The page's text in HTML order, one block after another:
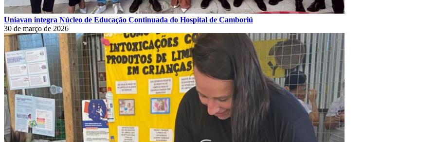
Uniavan integra Núcleo de Educação Continuada do Hospital de Camboriú
30 de março de 2026